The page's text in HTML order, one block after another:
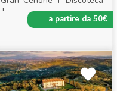
+
a partire da 50€